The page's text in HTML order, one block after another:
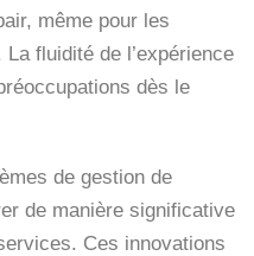
même pour les
fluidité de l’expérience
dès le
de gestion de
de manière significative
Ces innovations